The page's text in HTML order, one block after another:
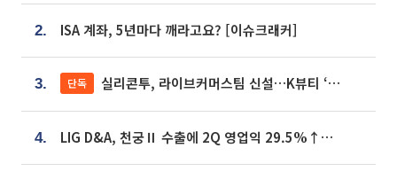
2. ISA 계좌, 5년마다 깨라고요? [이슈크래커]
3. 단독 실리콘투, 라이브커머스팀 신설…K뷰티 ‘글로벌 판매망’ 확대[K뷰티 라방戰]
4. LIG D&A, 천궁Ⅱ 수출에 2Q 영업익 29.5%↑…수주잔고 24.6조 [종합]